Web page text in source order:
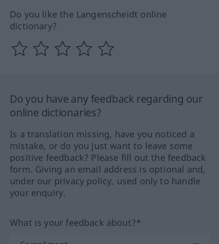
Do you like the Langenscheidt online
dictionary?
Do you have any feedback regarding our
online dictionaries?
Is a translation missing, have you noticed a
mistake, or do you just want to leave some
positive feedback? Please fill out the feedback
form. Giving an email address is optional and,
under our privacy policy, used only to handle
your enquiry.
What is your feedback about?*